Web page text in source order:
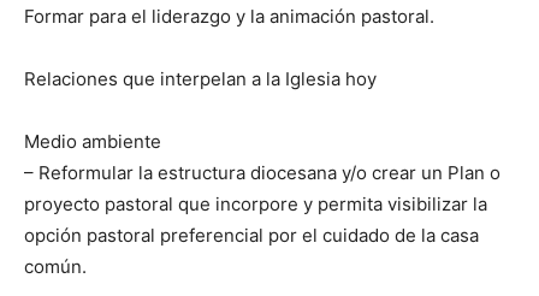
Formar para el liderazgo y la animación pastoral.
Relaciones que interpelan a la Iglesia hoy
Medio ambiente
– Reformular la estructura diocesana y/o crear un Plan o
proyecto pastoral que incorpore y permita visibilizar la
opción pastoral preferencial por el cuidado de la casa
común.